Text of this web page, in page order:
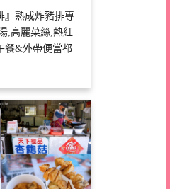
』熟成炸豬排專
,高麗菜絲,熱紅
餐&外帶便當都